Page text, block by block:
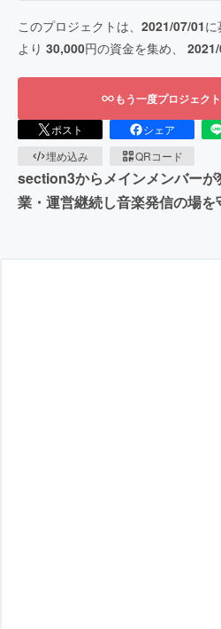
このプロジェクトは、 2021/07/01に
より 30,000円の資金を集め、
もう一度プロジェク
ポスト シェア
埋め込み
QRコード
section3からメインメンバー
業・運営継続し音楽発信の場を